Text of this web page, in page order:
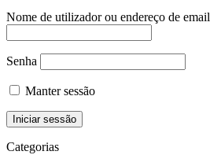
Nome de utilizador ou endereço de email
Senha
Manter sessão
Categorias